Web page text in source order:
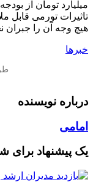
میلیارد تومان از
تاثیرات تورمی قابل
هیچ وجه آن را جبران
خبرها
درباره نویسنده
امامی
یک پیشنهاد برای